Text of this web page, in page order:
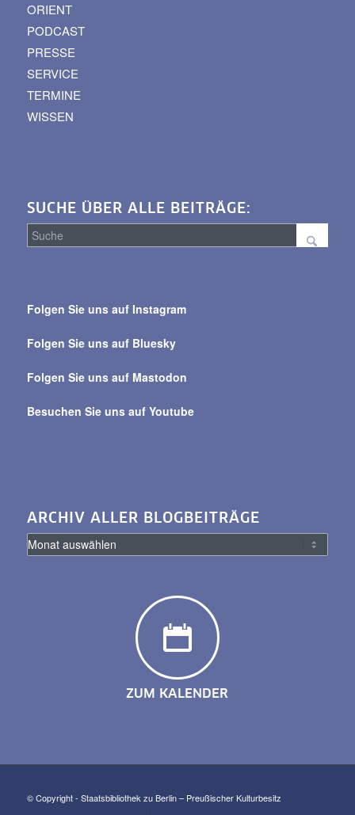
ORIENT
PODCAST
PRESSE
SERVICE
TERMINE
WISSEN
SUCHE ÜBER ALLE BEITRÄGE:
alle
Folgen Sie uns auf Instagram
Folgen Sie uns auf Bluesky
Folgen Sie uns auf Mastodon
Besuchen Sie uns auf Youtube
ARCHIV ALLER BLOGBEITRÄGE
ZUM KALENDER
© Copyright - Staatsbibliothek zu Berlin – Preußischer Kulturbesitz